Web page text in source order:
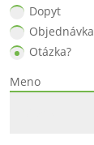
Dopyt
Objednávka
Otázka?
Meno